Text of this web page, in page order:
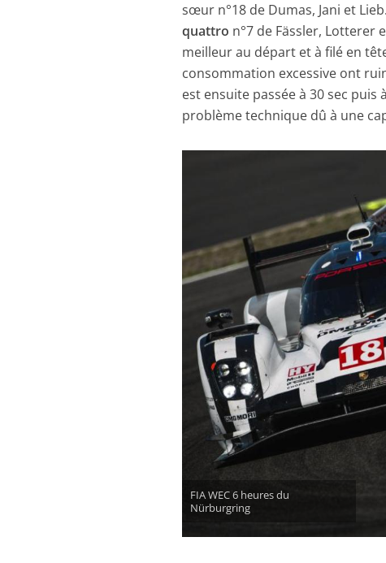
sœur n°18 de Dumas, Jani et
quattro n°7 de Fässler, Lotterer
meilleur au départ et à filé en
consommation excessive ont
est ensuite passée à 30 sec
problème technique dû à une
FIA WEC 6 heures du
Nürburgring